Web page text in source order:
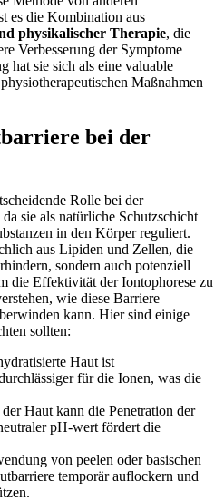
es die Kombination⁣ aus
physikalischer Therapie, die
Verbesserung der​ Symptome
hat sie⁢ sich als eine valuable
Maßnahmen
bei der⁣
Rolle bei ‌der
sie als natürliche Schutzschicht
in den Körper reguliert.
aus ⁣Lipiden und Zellen, die
​sondern auch ​potenziell
‌die Effektivität der Iontophorese zu
wie diese‌ Barriere‌
kann. Hier sind einige
sollten:
Haut ‍ist
für die Ionen, was⁢ die
Haut⁤ kann die Penetration der
pH-wert fördert ⁣die
von peelen⁣ oder ⁣basischen
temporär ‌auflockern und